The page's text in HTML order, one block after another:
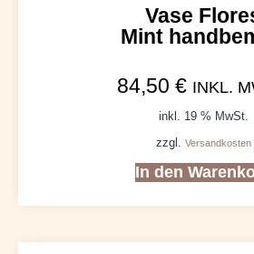
Vase
Mint
84,50 € INKL.
inkl. 19 % MwSt.
zzgl. Versandkosten
In den